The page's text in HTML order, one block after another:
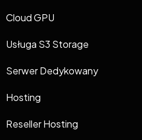
Cloud GPU
Usługa S3 Storage
Serwer Dedykowany
Hosting
Reseller Hosting